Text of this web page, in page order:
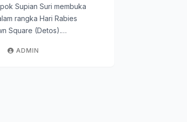
Supian Suri membuka
rangka Hari Rabies
Square (Detos).…
ADMIN